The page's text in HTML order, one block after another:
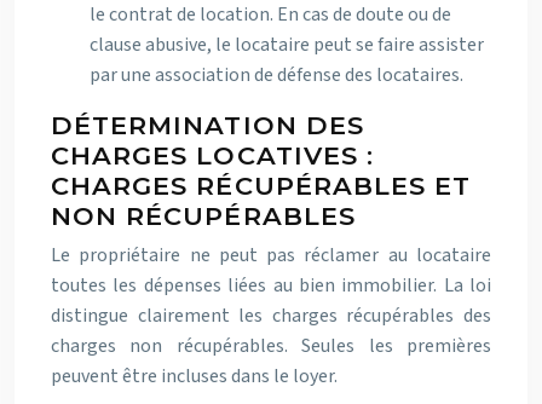
le contrat de location. En cas de doute ou de
clause abusive, le locataire peut se faire assister
par une association de défense des locataires.
DÉTERMINATION DES
CHARGES LOCATIVES :
CHARGES RÉCUPÉRABLES ET
NON RÉCUPÉRABLES
Le propriétaire ne peut pas réclamer au locataire
toutes les dépenses liées au bien immobilier. La loi
distingue clairement les charges récupérables des
charges non récupérables. Seules les premières
peuvent être incluses dans le loyer.